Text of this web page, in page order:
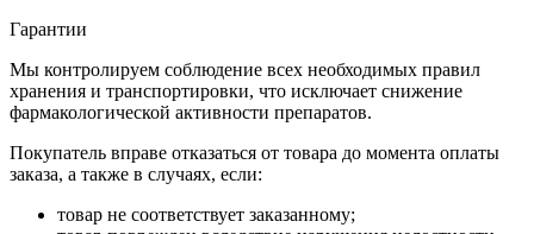
Гарантии
Мы контролируем соблюдение всех необходимых правил
хранения и транспортировки, что исключает снижение
фармакологической активности препаратов.
Покупатель вправе отказаться от товара до момента оплаты
заказа, а также в случаях, если:
товар не соответствует заказанному;